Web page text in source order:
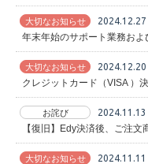
大切なお知らせ 2024.12.27
年末年始のサポート業務およ
大切なお知らせ 2024.12.20
クレジットカード（VISA ）
お詫び 2024.11.13
【復旧】Edy決済後、ご注
大切なお知らせ